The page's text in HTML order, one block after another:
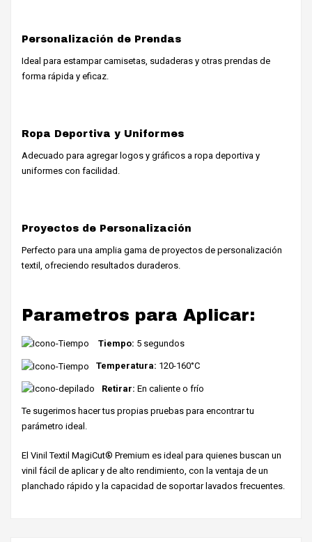
Personalización de Prendas
Ideal para estampar camisetas, sudaderas y otras prendas de
forma rápida y eficaz.
Ropa Deportiva y Uniformes
Adecuado para agregar logos y gráficos a ropa deportiva y
uniformes con facilidad.
Proyectos de Personalización
Perfecto para una amplia gama de proyectos de personalización
textil, ofreciendo resultados duraderos.
Parametros para Aplicar:
Tiempo: 5 segundos
Temperatura: 120-160°C
Retirar: En caliente o frío
Te sugerimos hacer tus propias pruebas para encontrar tu
parámetro ideal.
El Vinil Textil MagiCut® Premium es ideal para quienes buscan un
vinil fácil de aplicar y de alto rendimiento, con la ventaja de un
planchado rápido y la capacidad de soportar lavados frecuentes.